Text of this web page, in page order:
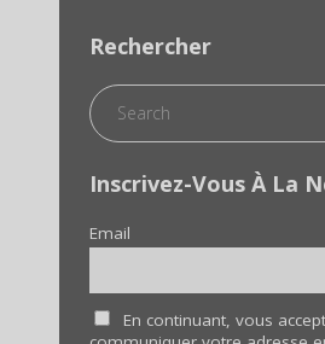
Rechercher
Inscrivez-Vous À La
Email
En continuant, vous